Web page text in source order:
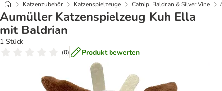
Katzenzubehör Katzenspielzeuge Catnip, Baldrian & Silver Vine
Aumüller Katzenspielzeug Kuh Ella
mit Baldrian
1 Stück
(0) Produkt bewerten